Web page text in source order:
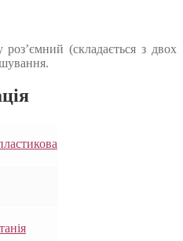
(складається з двох